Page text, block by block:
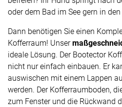
oder dem Bad im See gern in
Dann benötigen Sie einen
Kofferraum! Unser
ideale Lösung. Der Bootector
nicht nur einfach einbauen. Er
auswischen mit einem Lappen
werden. Der Kofferraumboden,
zum Fenster und die Rückwand